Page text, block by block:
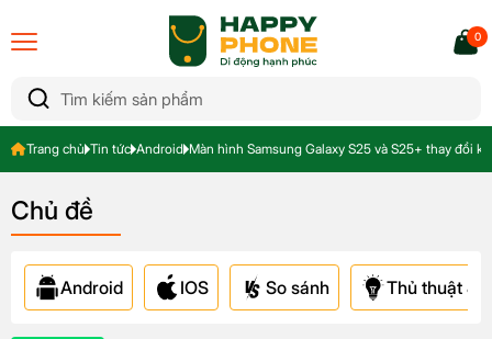
0
Trang chủ Tin tức Android Màn hình Samsung Galaxy S25 và S25+ thay đổi
Chủ đề
Android IOS So sánh Thủ thuật &